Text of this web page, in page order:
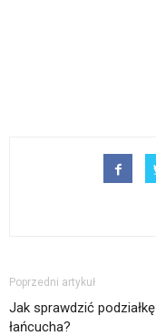
Poprzedni artykuł
Jak sprawdzić podziałkę
łańcucha?